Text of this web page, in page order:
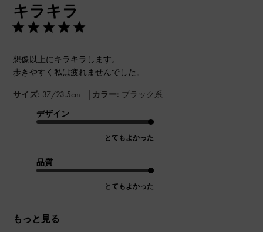
キラキラ
想像以上にキラキラします。
歩きやすく私は疲れませんでした。
サイズ: 37/23.5cm | カラー: ブラック系
デザイン
とてもよかった
品質
とてもよかった
もっと見る